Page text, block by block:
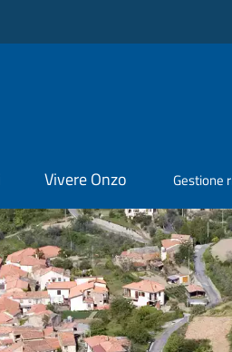
Vivere Onzo Gestione